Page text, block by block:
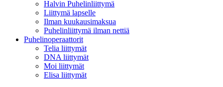
Halvin Puhelinliittymä
Liittymä lapselle
Ilman kuukausimaksua
Puhelinliittymä ilman nettiä
Puhelinoperaattorit
Telia liittymät
DNA liittymät
Moi liittymät
Elisa liittymät